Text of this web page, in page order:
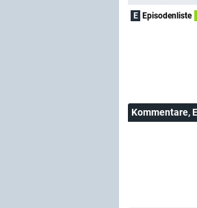
E Episodenliste
Kommentare,